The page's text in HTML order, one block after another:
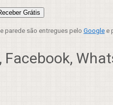
parede são entregues pelo Google e